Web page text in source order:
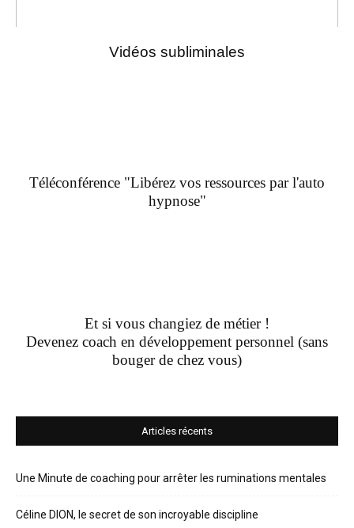
Vidéos subliminales
Téléconférence "Libérez vos ressources par l'auto
hypnose"
Et si vous changiez de métier !
Devenez coach en développement personnel (sans
bouger de chez vous)
Articles récents
Une Minute de coaching pour arrêter les ruminations mentales
Céline DION, le secret de son incroyable discipline